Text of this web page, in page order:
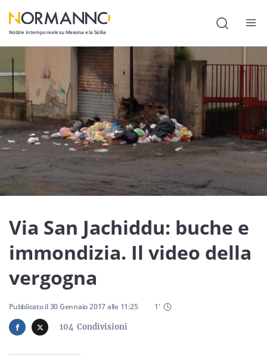
Notizie in tempo reale su Messina e la Sicilia
Attualità
Cronaca
Politica
Cultura
Lavoro
Società
Economia
Sport
Sicilia
Servizi
Via San Jachiddu: buche e
immondizia. Il video della
vergogna
104 Condivisioni
Pubblicato il30 Gennaio 2017alle 11:25 1'